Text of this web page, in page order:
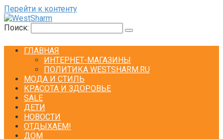
Перейти к контенту
Поиск:
ГЛАВНАЯ
ИНТЕРНЕТ-МАГАЗИНЫ
ПОЛИТИКА WESTSHARM.RU
МОДА И СТИЛЬ
КРАСОТА И ЗДОРОВЬЕ
SALE
ДЕТИ
НОВОСТИ
ОТДЫХАЕМ!
ДОМ